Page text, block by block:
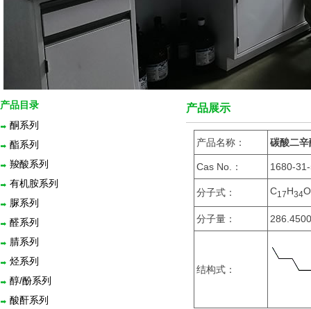
产品目录
酮系列
酯系列
羧酸系列
有机胺系列
脲系列
醛系列
腈系列
烃系列
醇/酚系列
酸酐系列
产品展示
产品名称： 碳酸二辛
Cas No.： 1680-
分子式： C1 7H34O
分子量：
结构式：